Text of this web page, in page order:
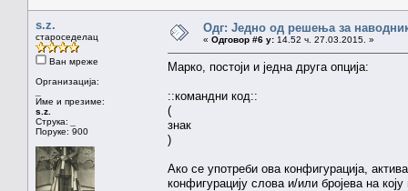
s.z.
староседелац
Ван мреже
Организација:
Име и презиме:
s.z.
Струка:
Поруке: 900
Одг: Једно од решења за
« Одговор #6 у: 14.52 ч. 27.03.2015. »
Марко, постоји и једна друга опција:
::командни код::
(
знак
)
Ако се употреби ова конфигурација,
конфигурацију слова и/или бројева на